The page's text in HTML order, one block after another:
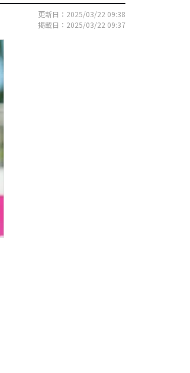
更新日：2025/03/22 09:38
掲載日：2025/03/22 09:37